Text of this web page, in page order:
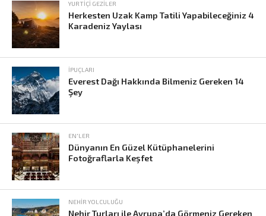
YURTIÇI GEZILER
Herkesten Uzak Kamp Tatili Yapabileceğiniz 4
Karadeniz Yaylası
İPUÇLARI
Everest Dağı Hakkında Bilmeniz Gereken 14
Şey
EN'LER
Dünyanın En Güzel Kütüphanelerini
Fotoğraflarla Keşfet
NEHIR YOLCULUĞU
Nehir Turları ile Avrupa’da Görmeniz Gereken